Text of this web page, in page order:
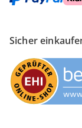
Sicher